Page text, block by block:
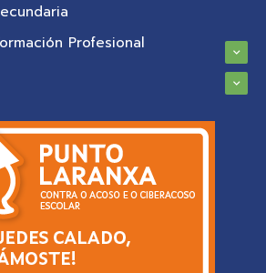
Profesional